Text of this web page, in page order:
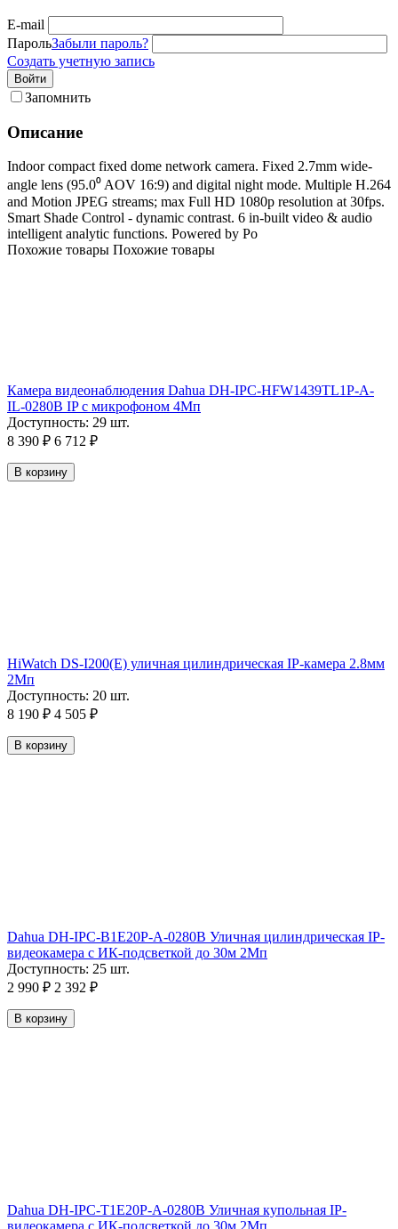
E-mail
ПарольЗабыли пароль?
Создать учетную запись
Войти
Запомнить
Описание
Indoor compact fixed dome network camera. Fixed 2.7mm wide-
angle lens (95.0⁰ AOV 16:9) and digital night mode. Multiple H.264
and Motion JPEG streams; max Full HD 1080p resolution at 30fps.
Smart Shade Control - dynamic contrast. 6 in-built video & audio
intelligent analytic functions. Powered by Po
Похожие товары Похожие товары
Камера видеонаблюдения Dahua DH-IPC-HFW1439TL1P-A-
IL-0280B IP с микрофоном 4Мп
Доступность: 29 шт.
8 390 ₽ 6 712 ₽
В корзину
HiWatch DS-I200(E) уличная цилиндрическая IP-камера 2.8мм
2Мп
Доступность: 20 шт.
8 190 ₽ 4 505 ₽
В корзину
Dahua DH-IPC-B1E20P-A-0280B Уличная цилиндрическая IP-
видеокамера с ИК-подсветкой до 30м 2Мп
Доступность: 25 шт.
2 990 ₽ 2 392 ₽
В корзину
Dahua DH-IPC-T1E20P-A-0280B Уличная купольная IP-